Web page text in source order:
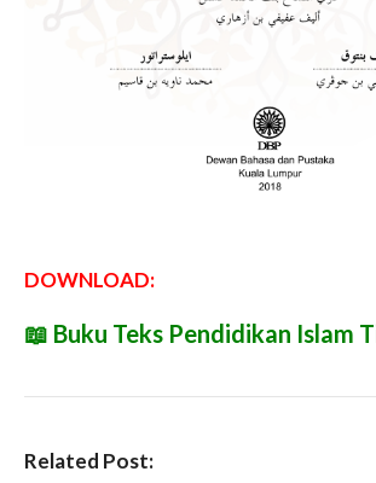
DOWNLOAD:
📖 Buku Teks Pendidikan Islam
Related Post: